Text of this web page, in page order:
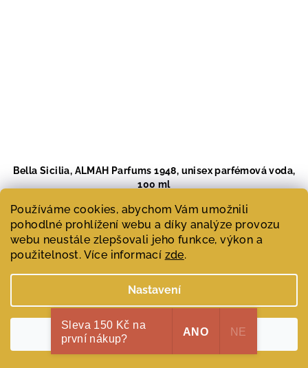
Používáme cookies, abychom Vám umožnili
pohodlné prohlížení webu a díky analýze provozu
webu neustále zlepšovali jeho funkce, výkon a
použitelnost. Více informací zde.
Nastavení
Souhlasím
Bella Sicilia, ALMAH Parfums 1948, unisex parfémová voda,
100 ml
Měrná
cena:
5 950 Kč / 100 ml
Skladem (>1 ks)
Do košíku
Sladké a silné tóny, mastek, střelný prach a magická
ovocná vanilka, to je síla této vůně.
Sleva 150 Kč na
první nákup?
ANO NE